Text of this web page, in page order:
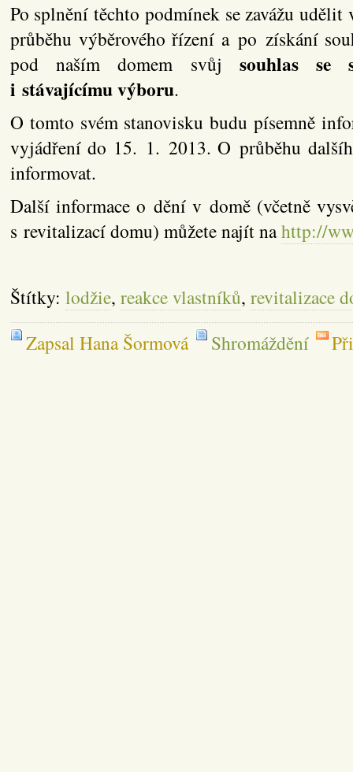
Po splnění těchto podmínek se zavážu
průběhu výběrového řízení a po získání
pod naším domem svůj souhlas se
i stávajícímu výboru.
O tomto svém stanovisku budu písemně
vyjádření do 15. 1. 2013. O průběhu
informovat.
Další informace o dění v domě (včetně
s revitalizací domu) můžete najít nahttp://
Štítky: lodžie, reakce vlastníků, revitalizace
Zapsal Hana Šormová
Shromáždění